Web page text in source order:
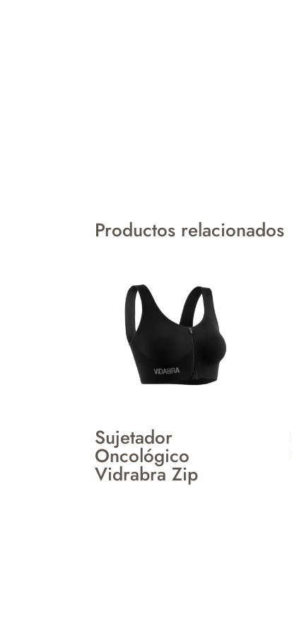
Productos relacionados
Sujetador
Oncológico
Vidrabra Zip